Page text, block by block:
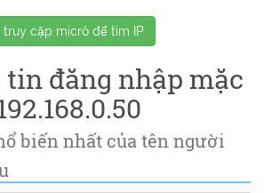
cập micrô để tìm IP
tin đăng nhập mặc
biến nhất của tên người